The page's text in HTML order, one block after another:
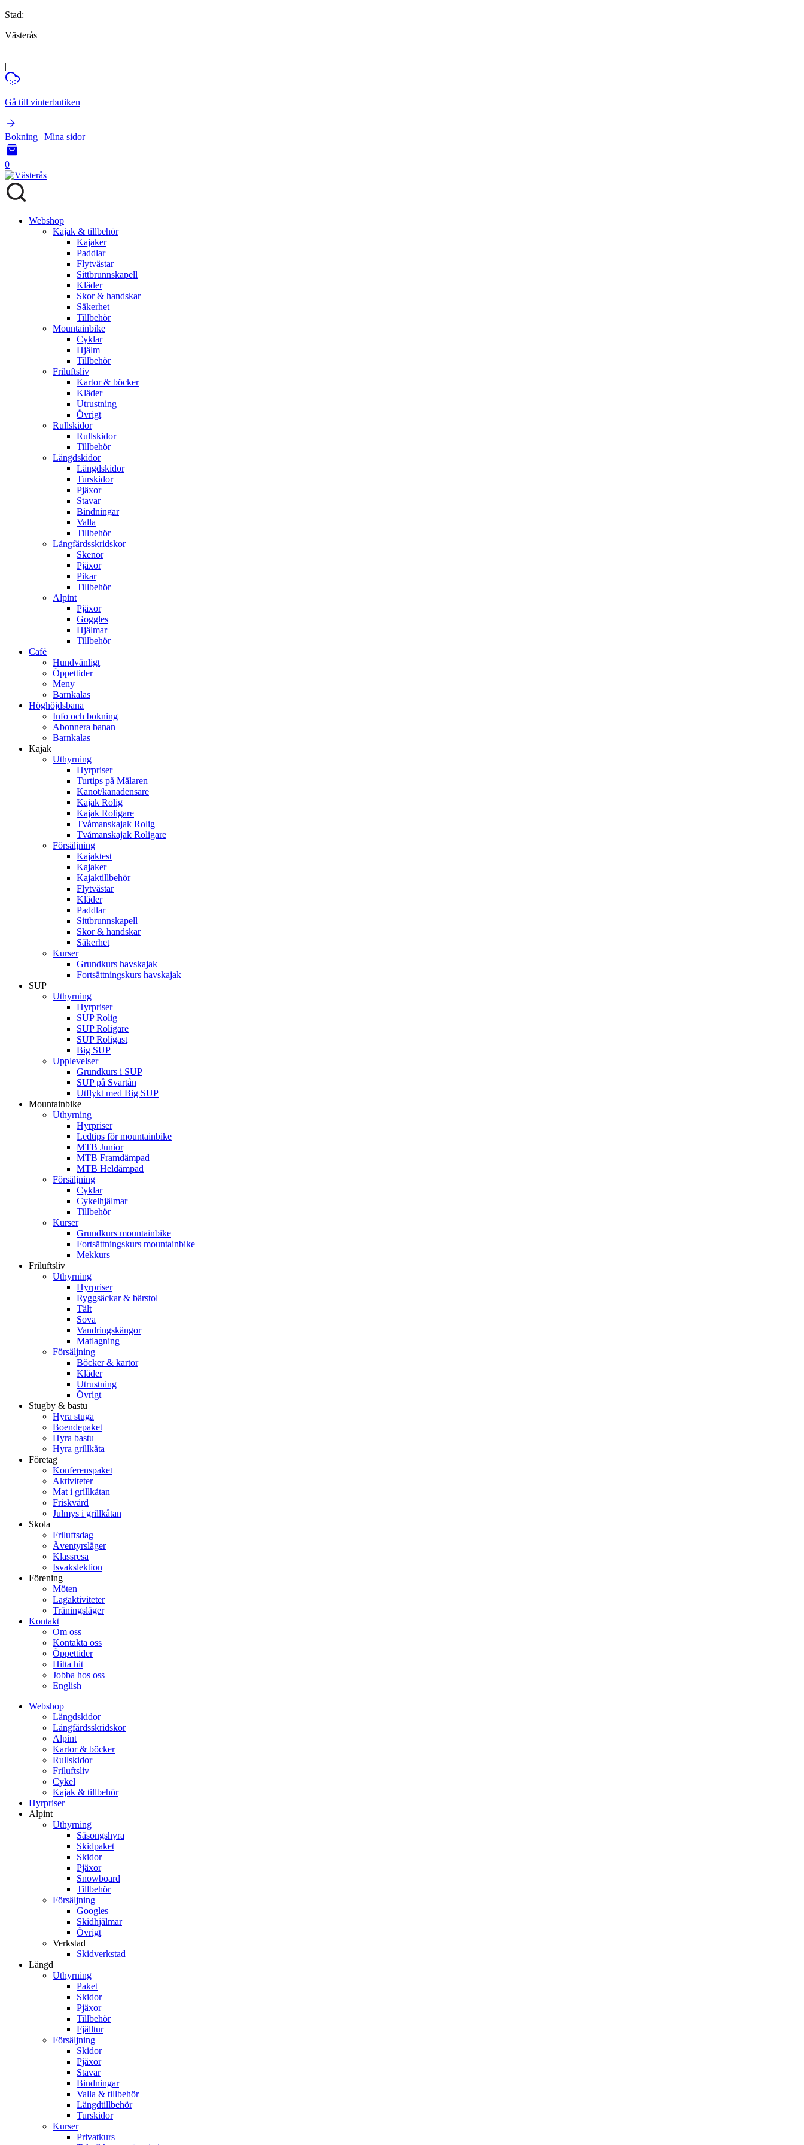
Stad:
Västerås
|
Gå till vinterbutiken
Bokning | Mina sidor
0
Webshop
Kajak & tillbehör
Kajaker
Paddlar
Flytvästar
Sittbrunnskapell
Kläder
Skor & handskar
Säkerhet
Tillbehör
Mountainbike
Cyklar
Hjälm
Tillbehör
Friluftsliv
Kartor & böcker
Kläder
Utrustning
Övrigt
Rullskidor
Rullskidor
Tillbehör
Längdskidor
Längdskidor
Turskidor
Pjäxor
Stavar
Bindningar
Valla
Tillbehör
Långfärdsskridskor
Skenor
Pjäxor
Pikar
Tillbehör
Alpint
Pjäxor
Goggles
Hjälmar
Tillbehör
Café
Hundvänligt
Öppettider
Meny
Barnkalas
Höghöjdsbana
Info och bokning
Abonnera banan
Barnkalas
Kajak
Uthyrning
Hyrpriser
Turtips på Mälaren
Kanot/kanadensare
Kajak Rolig
Kajak Roligare
Tvåmanskajak Rolig
Tvåmanskajak Roligare
Försäljning
Kajaktest
Kajaker
Kajaktillbehör
Flytvästar
Kläder
Paddlar
Sittbrunnskapell
Skor & handskar
Säkerhet
Kurser
Grundkurs havskajak
Fortsättningskurs havskajak
SUP
Uthyrning
Hyrpriser
SUP Rolig
SUP Roligare
SUP Roligast
Big SUP
Upplevelser
Grundkurs i SUP
SUP på Svartån
Utflykt med Big SUP
Mountainbike
Uthyrning
Hyrpriser
Ledtips för mountainbike
MTB Junior
MTB Framdämpad
MTB Heldämpad
Försäljning
Cyklar
Cykelhjälmar
Tillbehör
Kurser
Grundkurs mountainbike
Fortsättningskurs mountainbike
Mekkurs
Friluftsliv
Uthyrning
Hyrpriser
Ryggsäckar & bärstol
Tält
Sova
Vandringskängor
Matlagning
Försäljning
Böcker & kartor
Kläder
Utrustning
Övrigt
Stugby & bastu
Hyra stuga
Boendepaket
Hyra bastu
Hyra grillkåta
Företag
Konferenspaket
Aktiviteter
Mat i grillkåtan
Friskvård
Julmys i grillkåtan
Skola
Friluftsdag
Äventyrsläger
Klassresa
Isvakslektion
Förening
Möten
Lagaktiviteter
Träningsläger
Kontakt
Om oss
Kontakta oss
Öppettider
Hitta hit
Jobba hos oss
English
Webshop
Längdskidor
Långfärdsskridskor
Alpint
Kartor & böcker
Rullskidor
Friluftsliv
Cykel
Kajak & tillbehör
Hyrpriser
Alpint
Uthyrning
Säsongshyra
Skidpaket
Skidor
Pjäxor
Snowboard
Tillbehör
Försäljning
Googles
Skidhjälmar
Övrigt
Verkstad
Skidverkstad
Längd
Uthyrning
Paket
Skidor
Pjäxor
Tillbehör
Fjälltur
Försäljning
Skidor
Pjäxor
Stavar
Bindningar
Valla & tillbehör
Längdtillbehör
Turskidor
Kurser
Privatkurs